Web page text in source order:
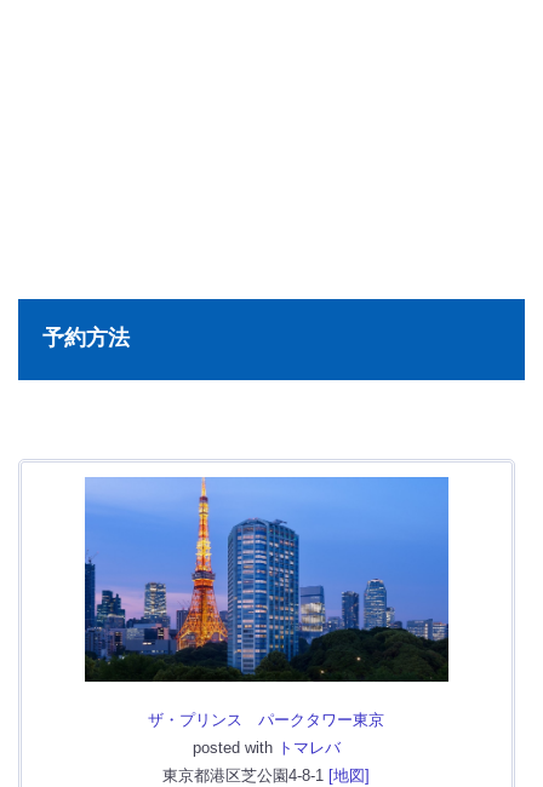
予約方法
ザ・プリンス パークタワー東京
posted with トマレバ
東京都港区芝公園4-8-1 [地図]